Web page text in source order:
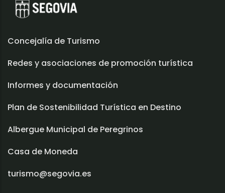
Concejalía de Turismo
Redes y asociaciones de promoción turística
Informes y documentación
Plan de Sostenibilidad Turística en Destino
Albergue Municipal de Peregrinos
Casa de Moneda
turismo@segovia.es